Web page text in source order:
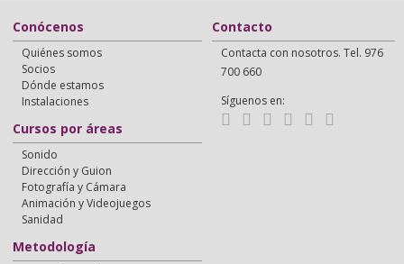
Conócenos
Quiénes somos
Socios
Dónde estamos
Instalaciones
Cursos por áreas
Sonido
Dirección y Guion
Fotografía y Cámara
Animación y Videojuegos
Sanidad
Metodología
Contacto
Contacta con nosotros. Tel. 976
700 660
Síguenos en: